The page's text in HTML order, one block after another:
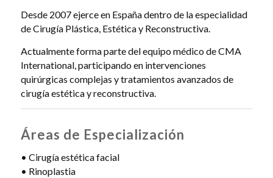
Desde 2007 ejerce en España dentro de la especialidad
de Cirugía Plástica, Estética y Reconstructiva.
Actualmente forma parte del equipo médico de CMA
International, participando en intervenciones
quirúrgicas complejas y tratamientos avanzados de
cirugía estética y reconstructiva.
Áreas de Especialización
• Cirugía estética facial
• Rinoplastia